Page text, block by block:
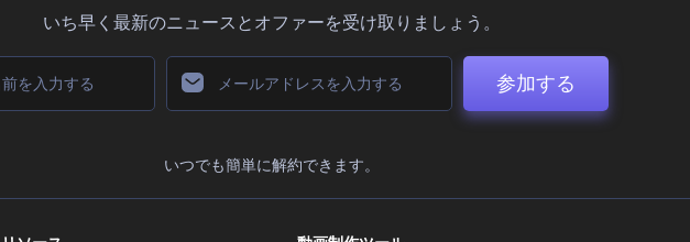
いち早く最新のニュースとオファーを受け取りましょう。
参加する
いつでも簡単に解約できます。